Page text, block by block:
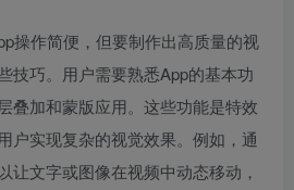
操作简便，但要制作出高质量的视
技巧。用户需要熟悉App的基本功
叠加和蒙版应用。这些功能是特效
户实现复杂的视觉效果。例如，通
让文字或图像在视频中动态移动，